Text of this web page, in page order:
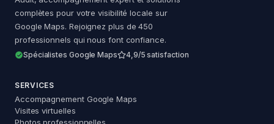
complètes pour votre visibilité locale sur
Google Maps. Rejoignez plus de 450
professionnels qui nous font confiance.
Spécialistes Google Maps 4,9/5 satisfaction
SERVICES
Accompagnement Google Maps
Visites virtuelles